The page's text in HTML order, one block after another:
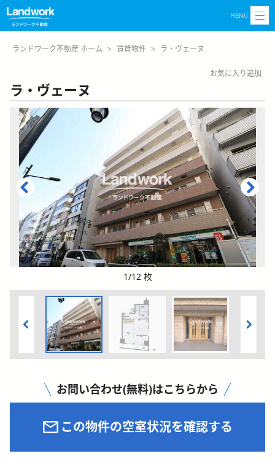
MENU
ランドワーク不動産 ホーム > 賃貸物件 > ラ・ヴェーヌ
お気に入り追加
ラ・ヴェーヌ
1/12 枚
お問い合わせ(無料)はこちらから
この物件の空室状況を確認する